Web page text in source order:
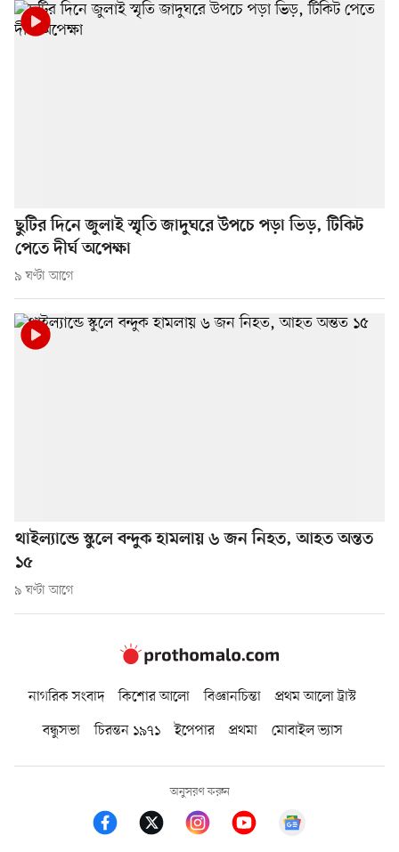
ছুটির দিনে জুলাই স্মৃতি জাদুঘরে উপচে পড়া ভিড়, টিকিট
পেতে দীর্ঘ অপেক্ষা
৯ ঘণ্টা আগে
থাইল্যান্ডে স্কুলে বন্দুক হামলায় ৬ জন নিহত, আহত অন্তত
১৫
৯ ঘণ্টা আগে
নাগরিক সংবাদ কিশোর আলো বিজ্ঞানচিন্তা
প্রথম আলো ট্রাস্ট
বন্ধুসভা
চিরন্তন ১৯৭১ ইপেপার প্রথমা মোবাইল ভ্যাস
অনুসরণ করুন